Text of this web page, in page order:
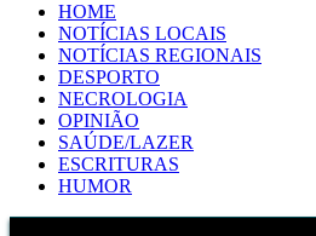
HOME
NOTÍCIAS LOCAIS
NOTÍCIAS REGIONAIS
DESPORTO
NECROLOGIA
OPINIÃO
SAÚDE/LAZER
ESCRITURAS
HUMOR